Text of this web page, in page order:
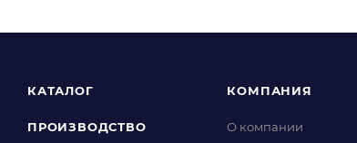
КАТАЛОГ
ПРОИЗВОДСТВО
КОМПАНИЯ
О компании